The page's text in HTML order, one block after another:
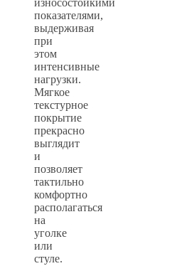
износостойкими
показателями,
выдерживая
при
этом
интенсивные
нагрузки.
Мягкое
текстурное
покрытие
прекрасно
выглядит
и
позволяет
тактильно
комфортно
располагаться
на
уголке
или
стуле.